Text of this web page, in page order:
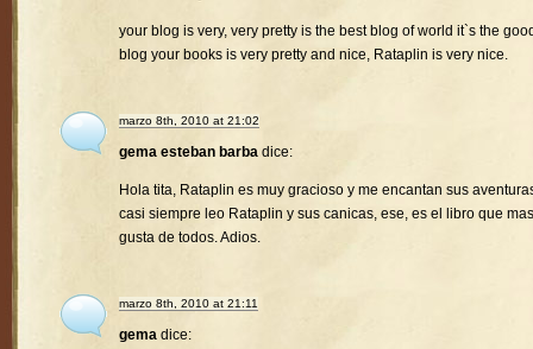
your blog is very, very pretty is the best blog of world it`s the
blog your books is very pretty and nice, Rataplin is very nice.
marzo 8th, 2010 at 21:02
gema esteban barba dice:
Hola tita, Rataplin es muy gracioso y me encantan sus
casi siempre leo Rataplin y sus canicas, ese, es el libro que
gusta de todos. Adios.
marzo 8th, 2010 at 21:11
gema dice: